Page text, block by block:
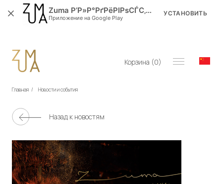
Корзина (0)
Главная / Новости и события
Назад к новостям
Zuma Р’Р»Р°РґРёРІРѕСЃС‚РѕРє
Приложение на Google Play
УСТАНОВИТЬ